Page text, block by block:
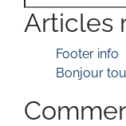
Articles
Footer info
Bonjour